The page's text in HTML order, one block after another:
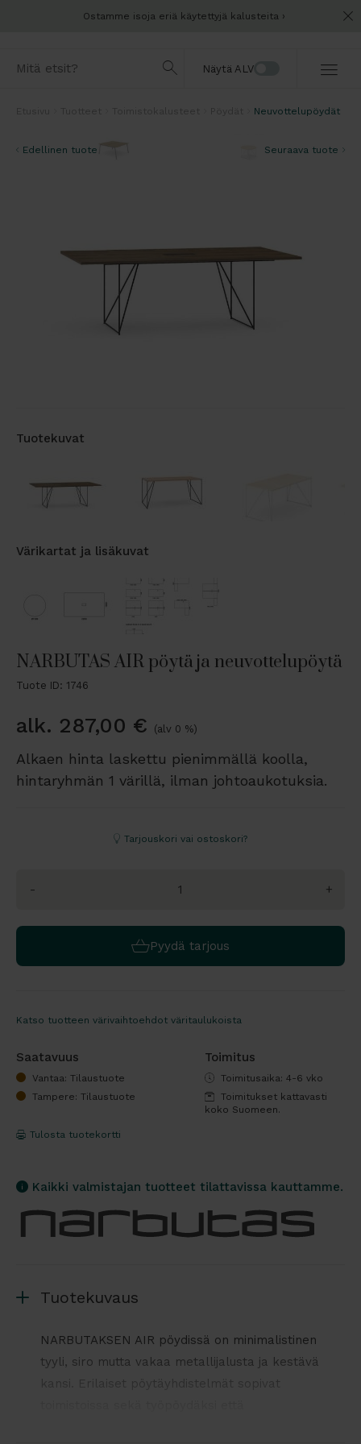
Ostamme isoja eriä käytettyjä kalusteita
Näytä ALV
Neuvottelupöydät
Edellinen tuote Seuraava tuote
Tuotekuvat
Värikartat ja lisäkuvat
NARBUTAS AIR pöytä ja neuvottelupöytä
Tuote ID: 1746
alk. 287,00 € (alv 0 %)
Alkaen hinta laskettu pienimmällä koolla,
hintaryhmän 1 värillä, ilman johtoaukotuksia.
Tarjouskori vai ostoskori?
- +
Pyydä tarjous
Katso tuotteen värivaihtoehdot väritaulukoista
Saatavuus
Vantaa: Tilaustuote
Tampere: Tilaustuote
Toimitus
Toimitusaika: 4-6 vko
Toimitukset kattavasti
koko Suomeen.
Tulosta tuotekortti
Kaikki valmistajan tuotteet tilattavissa kauttamme.
Tuotekuvaus
NARBUTAKSEN AIR pöydissä on minimalistinen
tyyli, siro mutta vakaa metallijalusta ja kestävä